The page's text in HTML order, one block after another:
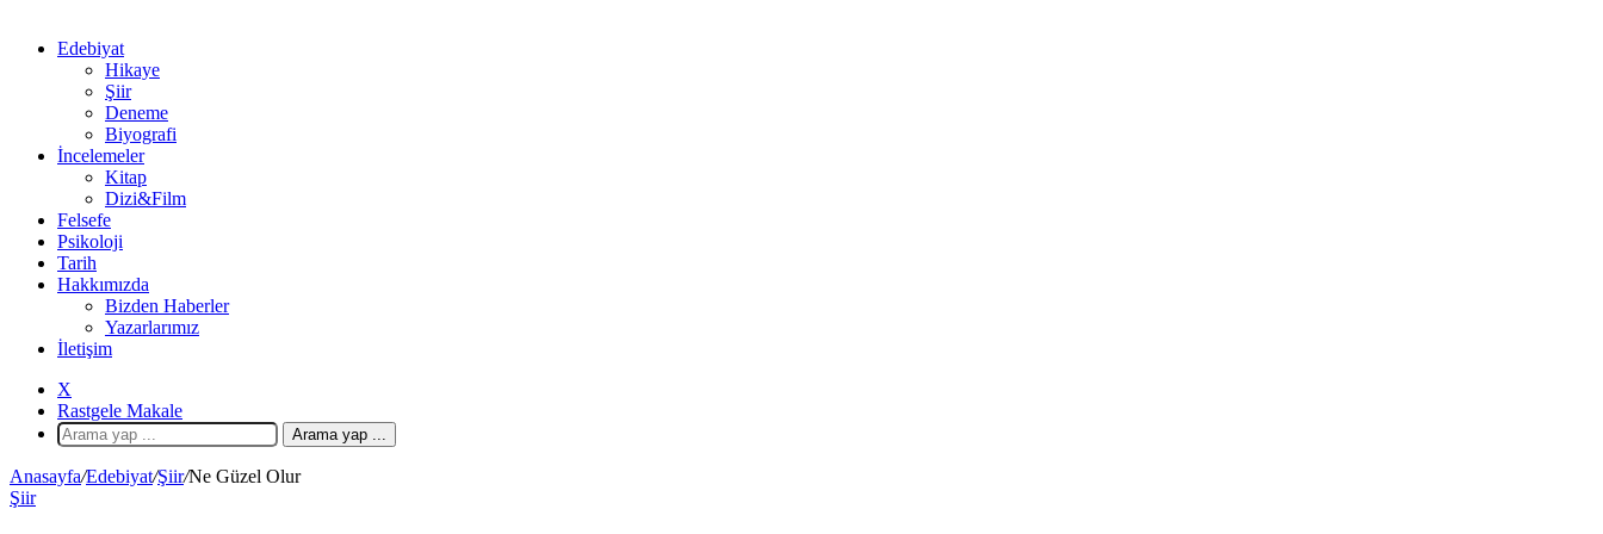
Edebiyat
Hikaye
Şiir
Deneme
Biyografi
İncelemeler
Kitap
Dizi&Film
Felsefe
Psikoloji
Tarih
Hakkımızda
Bizden Haberler
Yazarlarımız
İletişim
X
Rastgele Makale
Arama yap ...
Anasayfa/Edebiyat/Şiir/Ne Güzel Olur
Şiir